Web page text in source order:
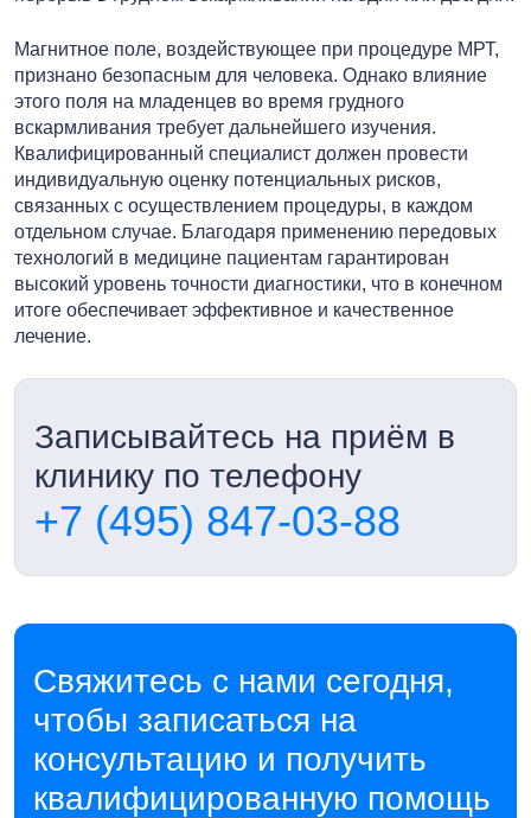
Магнитное поле, воздействующее при процедуре МРТ,
признано безопасным для человека. Однако влияние
этого поля на младенцев во время грудного
вскармливания требует дальнейшего изучения.
Квалифицированный специалист должен провести
индивидуальную оценку потенциальных рисков,
связанных с осуществлением процедуры, в каждом
отдельном случае. Благодаря применению передовых
технологий в медицине пациентам гарантирован
высокий уровень точности диагностики, что в конечном
итоге обеспечивает эффективное и качественное
лечение.
Записывайтесь на приём в
клинику по телефону
+7 (495) 847-03-88
Свяжитесь с нами сегодня,
чтобы записаться на
консультацию и получить
квалифицированную помощь